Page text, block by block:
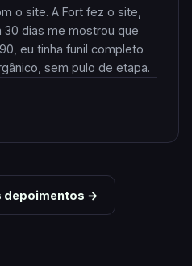
o site. A Fort fez o site,
dias me mostrou que
eu tinha funil completo
sem pulo de etapa.
depoimentos →